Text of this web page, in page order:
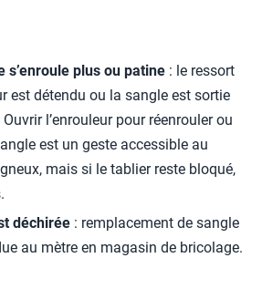
s’enroule plus ou patine : le ressort
est détendu ou la sangle est sortie
l’enrouleur pour réenrouler ou
est un geste accessible au
mais si le tablier reste bloqué,
déchirée : remplacement de sangle
au mètre en magasin de bricolage.